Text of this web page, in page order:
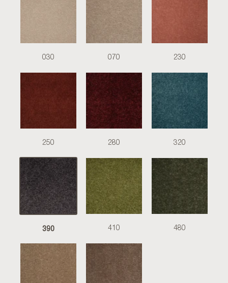
030 070 230
250 280 320
390 410 480